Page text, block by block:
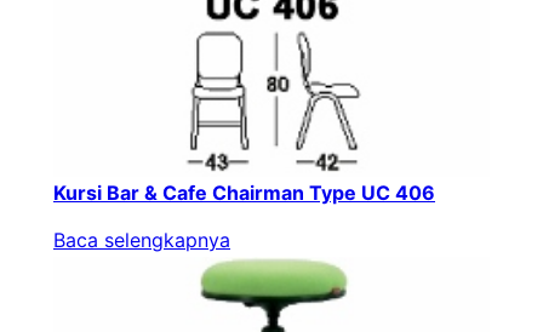
Kursi Bar & Cafe Chairman Type UC 406
Baca selengkapnya